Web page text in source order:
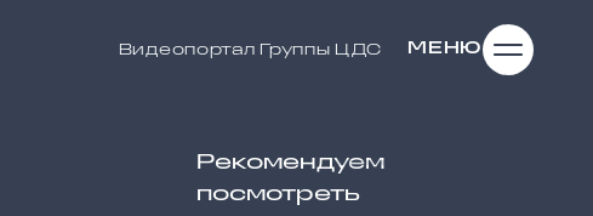
Видеопортал Группы ЦДС МЕНЮ
Рекомендуем
посмотреть